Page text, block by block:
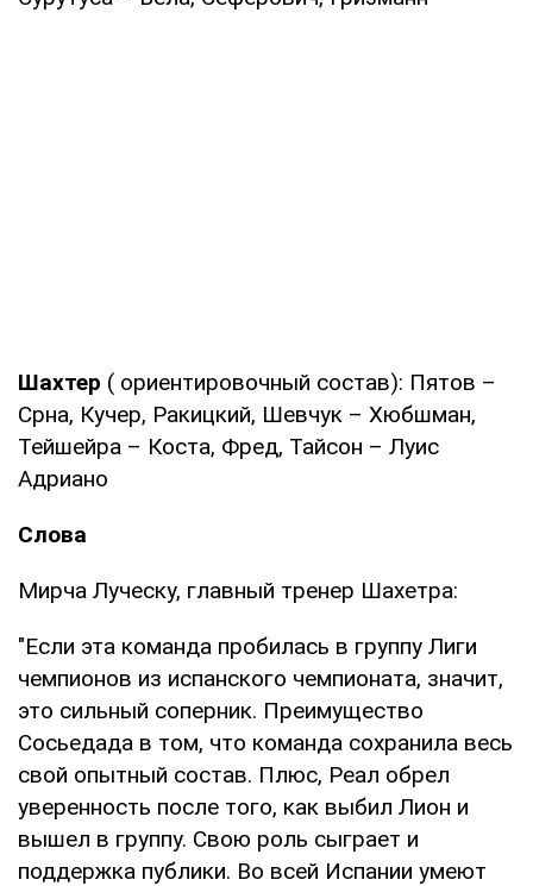
Шахтер ( ориентировочный состав): Пятов –
Срна, Кучер, Ракицкий, Шевчук – Хюбшман,
Тейшейра – Коста, Фред, Тайсон – Луис
Адриано
Слова
Мирча Луческу, главный тренер Шахетра:
"Если эта команда пробилась в группу Лиги
чемпионов из испанского чемпионата, значит,
это сильный соперник. Преимущество
Сосьедада в том, что команда сохранила весь
свой опытный состав. Плюс, Реал обрел
уверенность после того, как выбил Лион и
вышел в группу. Свою роль сыграет и
поддержка публики. Во всей Испании умеют